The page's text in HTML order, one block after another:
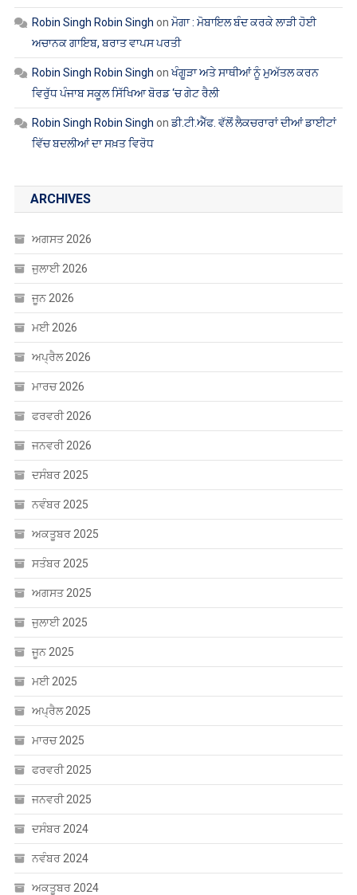
Robin Singh Robin Singh on ਮੋਗਾ : ਮੋਬਾਇਲ ਬੰਦ ਕਰਕੇ ਲਾੜੀ ਹੋਈ
ਅਚਾਨਕ ਗਾਇਬ, ਬਰਾਤ ਵਾਪਸ ਪਰਤੀ
Robin Singh Robin Singh onਖੰਗੂੜਾ ਅਤੇ ਸਾਥੀਆਂ ਨੂੰ ਮੁਅੱਤਲ ਕਰਨ
ਵਿਰੁੱਧ ਪੰਜਾਬ ਸਕੂਲ ਸਿੱਖਿਆ ਬੋਰਡ ‘ਚ ਗੇਟ ਰੈਲੀ
Robin Singh Robin Singh onਡੀ.ਟੀ.ਐੱਫ. ਵੱਲੋਂ ਲੈਕਚਰਾਰਾਂ ਦੀਆਂ ਡਾਈਟਾਂ
ਵਿੱਚ ਬਦਲੀਆਂ ਦਾ ਸਖ਼ਤ ਵਿਰੋਧ
ARCHIVES
ਅਗਸਤ 2026
ਜੁਲਾਈ 2026
ਜੂਨ 2026
ਮਈ 2026
ਅਪ੍ਰੈਲ 2026
ਮਾਰਚ 2026
ਫਰਵਰੀ 2026
ਜਨਵਰੀ 2026
ਦਸੰਬਰ 2025
ਨਵੰਬਰ 2025
ਅਕਤੂਬਰ 2025
ਸਤੰਬਰ 2025
ਅਗਸਤ 2025
ਜੁਲਾਈ 2025
ਜੂਨ 2025
ਮਈ 2025
ਅਪ੍ਰੈਲ 2025
ਮਾਰਚ 2025
ਫਰਵਰੀ 2025
ਜਨਵਰੀ 2025
ਦਸੰਬਰ 2024
ਨਵੰਬਰ 2024
ਅਕਤੂਬਰ 2024